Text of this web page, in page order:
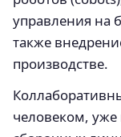
управления на
также
производстве.
человеком,